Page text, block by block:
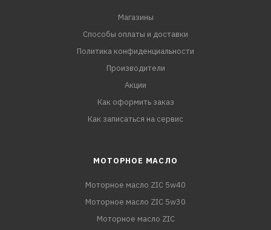
Магазины
Способы оплаты и доставки
Политика конфиденциальности
Производители
Акции
Как оформить заказ
Как записаться на сервис
МОТОРНОЕ МАСЛО
Моторное масло ZIC 5w40
Моторное масло ZIC 5w30
Моторное масло ZIC